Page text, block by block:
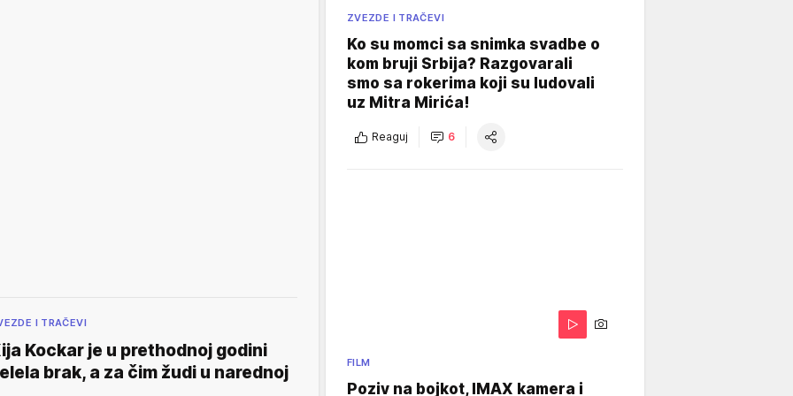
I TRAČEVI
Kockar je u prethodnoj godini
brak, a za čim žudi u narednoj
ZVEZDE I TRAČEVI
Ko su momci sa snimka svadbe o
kom bruji Srbija? Razgovarali
smo sa rokerima koji su ludovali
uz Mitra Mirića!
Reaguj 6
FILM
Poziv na bojkot, IMAX kamera i